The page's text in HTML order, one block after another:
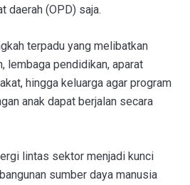
daerah (OPD) saja.
terpadu yang melibatkan
lembaga pendidikan, aparat
hingga keluarga agar program
anak dapat berjalan secara
lintas sektor menjadi kunci
sumber daya manusia